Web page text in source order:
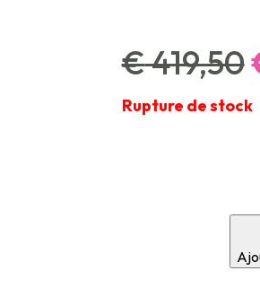
€419,50
Rupture de stock